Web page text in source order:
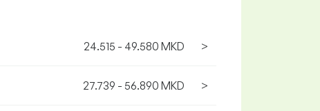
24.515 - 49.580 MKD >
27.739 - 56.890 MKD >